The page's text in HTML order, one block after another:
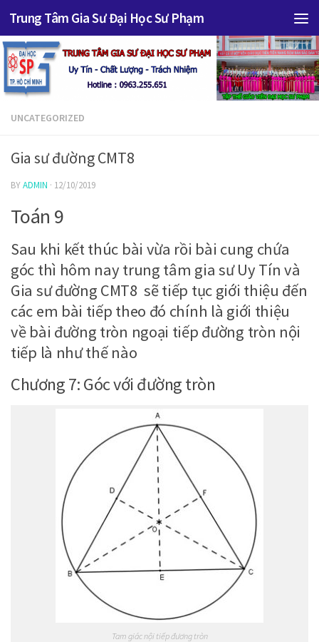
Trung Tâm Gia Sư Đại Học Sư Phạm
UNCATEGORIZED
Gia sư đường CMT8
BYADMIN · 12/10/2019
Toán 9
Sau khi kết thúc bài vừa rồi bài cung chứa
góc thì hôm nay trung tâm gia sư Uy Tín và
Gia sư đường CMT8 sẽ tiếp tục giới thiệu đến
các em bài tiếp theo đó chính là giới thiệu
về bài đường tròn ngoại tiếp đường tròn nội
tiếp là như thế nào
Chương 7: Góc với đường tròn
Tam giác nội tiếp đương tròn